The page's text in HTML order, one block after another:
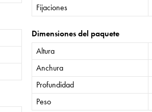
Fijaciones
Dimensiones del paquete
Altura
Anchura
Profundidad
Peso